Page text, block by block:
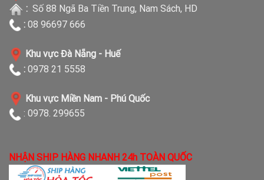
: Số 88 Ngã Ba Tiền Trung, Nam Sách, HD
: 08 96697 666
Khu vực Đà Nẵng - Huế
: 0978 21 5558
Khu vực Miền Nam - Phú Quốc
: 0978. 299655
NHẬN SHIP HÀNG NHANH 24h TOÀN QUỐC